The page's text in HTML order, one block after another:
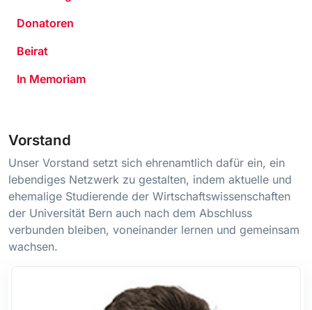
Donatoren
Beirat
In Memoriam
Vorstand
Unser Vorstand setzt sich ehrenamtlich dafür ein, ein
lebendiges Netzwerk zu gestalten, indem aktuelle und
ehemalige Studierende der Wirtschaftswissenschaften
der Universität Bern auch nach dem Abschluss
verbunden bleiben, voneinander lernen und gemeinsam
wachsen.